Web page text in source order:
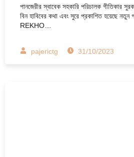
পানজেরীর স্বাবেক সহকারি পরিচালক গীতিকার
বিন হাবিবের কথা এবং সুরে প্রকাশিত হয়েছে
REKHO…
pajerictg 31/10/2023